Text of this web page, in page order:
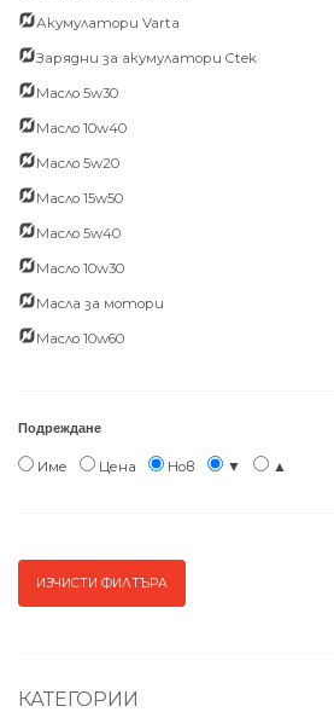
Акумулатори Varta
Зарядни за акумулатори Ctek
Масло 5w30
Масло 10w40
Масло 5w20
Масло 15w50
Масло 5w40
Масло 10w30
Масла за мотори
Масло 10w60
Подреждане
Име Цена Нов ▼ ▲
КАТЕГОРИИ